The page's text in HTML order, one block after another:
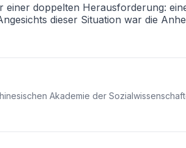
doppelten Herausforderung:
dieser Situation war die
Akademie der